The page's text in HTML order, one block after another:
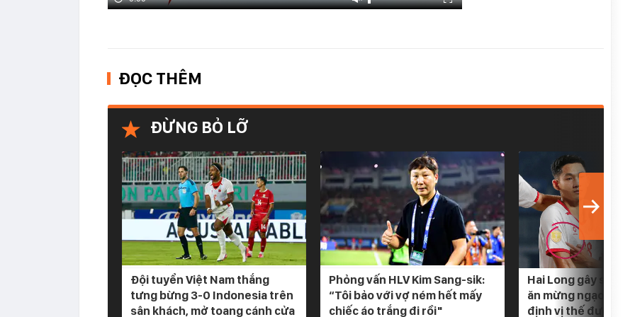
ĐỌC THÊM
ĐỪNG BỎ LỠ
Đội tuyển Việt Nam thắng
tưng bừng 3-0 Indonesia trên
sân khách, mở toang cánh cửa
Phỏng vấn HLV Kim Sang-sik:
“Tôi bảo với vợ ném hết mấy
chiếc áo trắng đi rồi"
Hai Long gây sốt khi
ăn mừng ngạo
định vị thế đương